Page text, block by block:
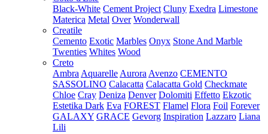
Black-White Cement Project Cluny Exedra Limestone
Materica Metal Over Wonderwall
Creatile
Cemento Exotic Marbles Onyx Stone And Marble
Twenties Whites Wood
Creto
Ambra Aquarelle Aurora Avenzo CEMENTO
SASSOLINO Calacatta Calacatta Gold Checkmate
Chloe Cray Deniza Denver Dolomiti Effetto Ekzotic
Estetika Dark Eva FOREST Flamel Flora Foil Forever
GALAXY GRACE Gevorg Inspiration Lazzaro Liana
Lili